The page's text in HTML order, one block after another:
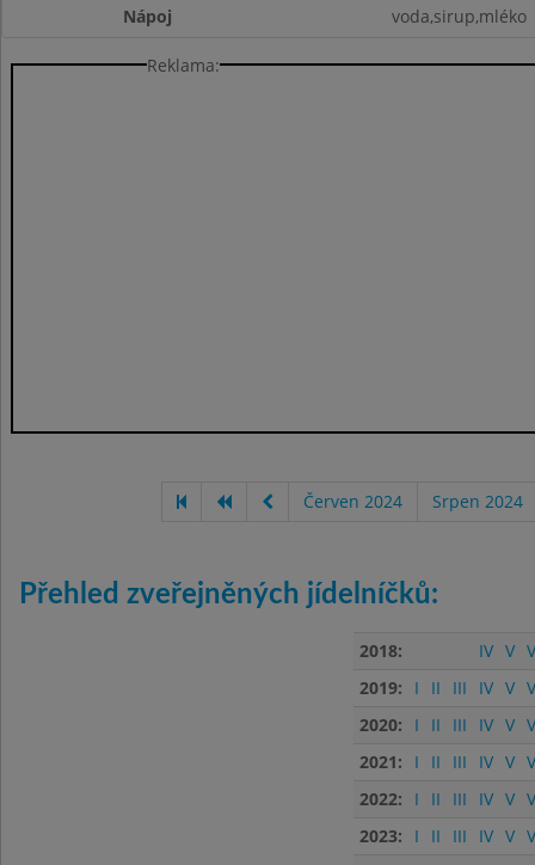
Nápoj
voda,sirup,mléko
Reklama:
Červen 2024 Srpen 2024
Přehled zveřejněných jídelníčků:
2018: IV V
2019:
I II III IV V
2020:
I II III IV V
2021:
I II III IV V
2022:
I II III IV V
2023:
I II III IV V